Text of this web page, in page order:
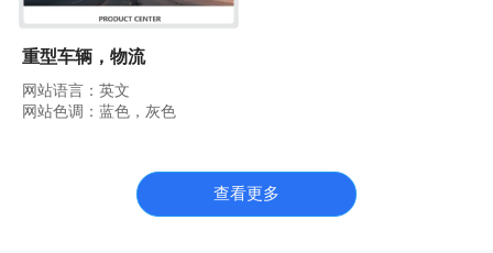
重型车辆，物流
网站语言：英文
网站色调：蓝色，灰色
查看更多